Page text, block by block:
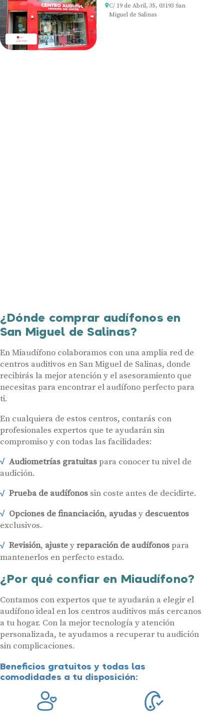
C/ 19 de Abril, 35, 03193 San
Miguel de Salinas
¿Dónde comprar audífonos en
San Miguel de Salinas?
En Miaudífono colaboramos con una amplia red de
centros auditivos en San Miguel de Salinas, donde
recibirás la mejor atención y el asesoramiento que
necesitas para encontrar el audífono perfecto para
ti.
En cualquiera de estos centros, contarás con
profesionales expertos que te ayudarán sin
compromiso y con todas las facilidades:
Audiometrías gratuitaspara conocer tu nivel de
audición.
Prueba de audífonossin coste antes de decidirte.
Opciones de financiación, ayudasy descuentos
exclusivos.
Revisión, ajusteyreparación de audífonospara
mantenerlos en perfecto estado.
¿Por qué confiar en Miaudífono?
Contamos con expertos que te ayudarán a elegir el
audífono ideal en los centros auditivos más cercanos
a tu hogar. Con la mejor tecnología y atención
personalizada, te ayudamos a recuperar tu audición
sin complicaciones.
Beneficios gratuitos y todas las
comodidades a tu disposición: